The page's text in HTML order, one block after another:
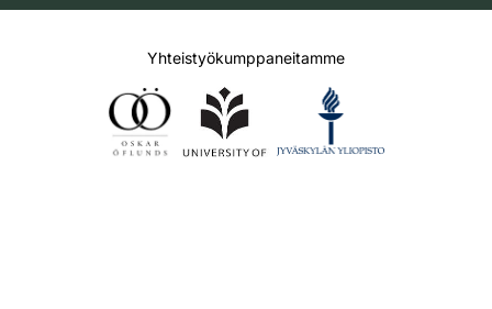
Yhteistyökumppaneitamme